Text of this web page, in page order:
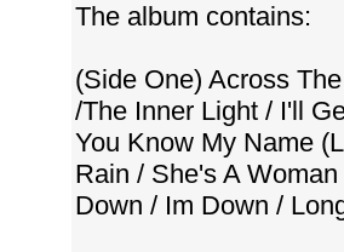
The album contains:
(Side One) Across
/The Inner Light / I'll
You Know My Name
Rain / She's A
Down / Im Down /